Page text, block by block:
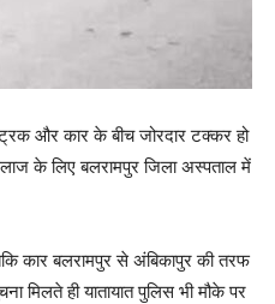
और कार के बीच जोरदार टक्कर हो
के लिए बलरामपुर जिला अस्पताल में
कार बलरामपुर से अंबिकापुर की तरफ
मिलते ही यातायात पुलिस भी मौके पर